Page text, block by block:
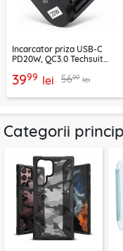
Incarcator priza USB-C
PD20W, QC3.0 Techsuit
CHPD038
3999 lei 5699 lei
Categorii